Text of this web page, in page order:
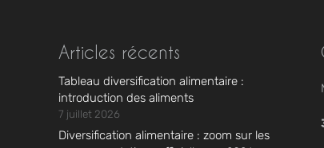
Articles récents
Tableau diversification alimentaire :
introduction des aliments
7 juillet 2026
Diversification alimentaire : zoom sur les